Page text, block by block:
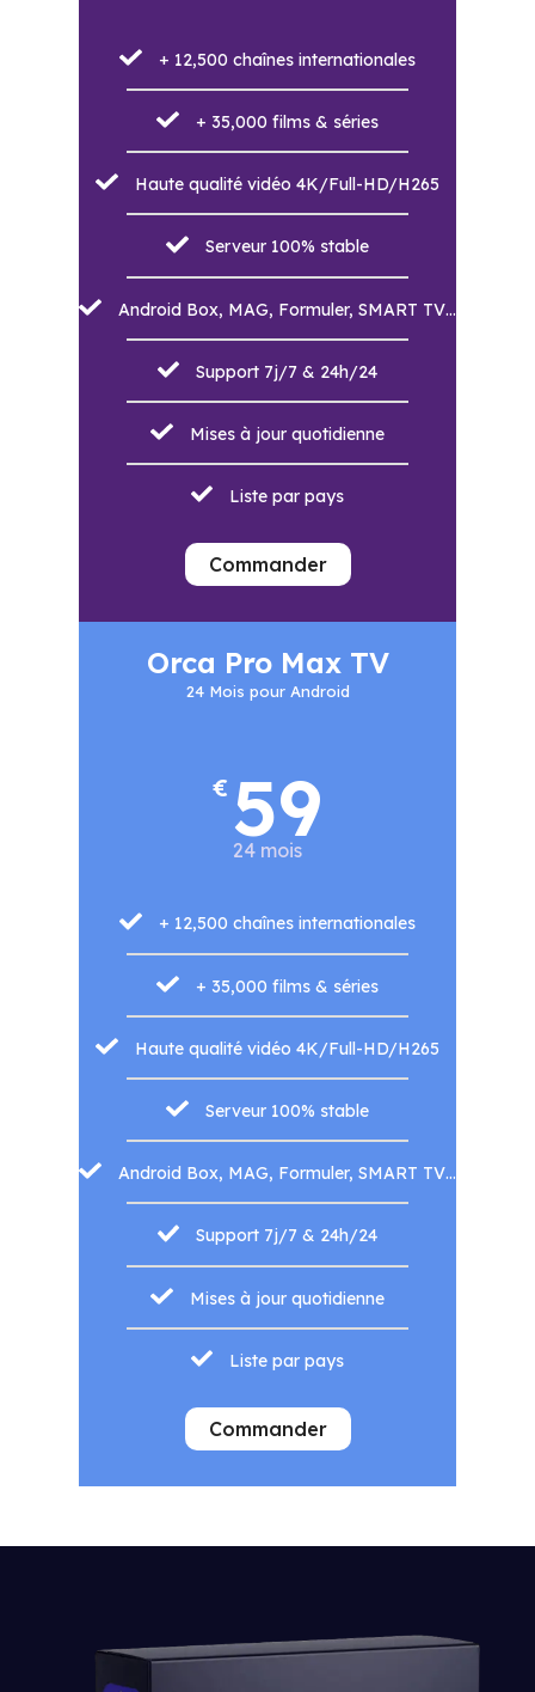
+ 12,500 chaînes internationales
+ 35,000 films & séries
Haute qualité vidéo 4K/Full-HD/H265
Serveur 100% stable
Android Box, MAG, Formuler, SMART TV…
Support 7j/7 & 24h/24
Mises à jour quotidienne
Liste par pays
Commander
Orca Pro Max TV
24 Mois pour Android
€ 59
24 mois
+ 12,500 chaînes internationales
+ 35,000 films & séries
Haute qualité vidéo 4K/Full-HD/H265
Serveur 100% stable
Android Box, MAG, Formuler, SMART TV…
Support 7j/7 & 24h/24
Mises à jour quotidienne
Liste par pays
Commander